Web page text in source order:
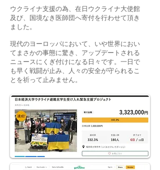
​ウクライナ支援の為、在日ウクライナ大使館
及び、国境なき医師団へ寄付を行わせて頂き
ました。
現代のヨーロッパにおいて、いや世界におい
てまさかの事態に驚き、アップデートされる
ニュースにくぎ付けになる日々です。一日で
も早く戦闘が止み、人々の安全が守られるこ
とを祈って止みません。